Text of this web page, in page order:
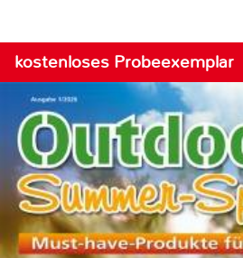
kostenloses Probeexemplar